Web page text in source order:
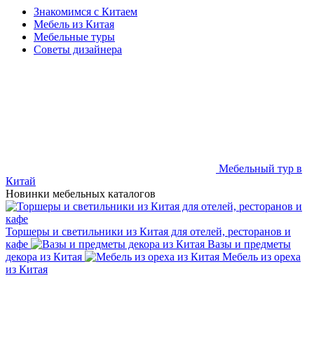
Знакомимся с Китаем
Мебель из Китая
Мебельные туры
Советы дизайнера
Мебельный тур в
Китай
Новинки мебельных каталогов
Торшеры и светильники из Китая для отелей, ресторанов и
кафе
Вазы и предметы
декора из Китая
Мебель из ореха
из Китая